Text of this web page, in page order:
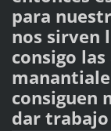
para
nos sirven
consigo
consiguen
dar